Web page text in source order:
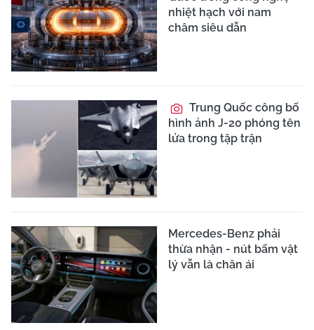
nhiệt hạch với nam
châm siêu dẫn
Trung Quốc công bố
hình ảnh J-20 phóng tên
lửa trong tập trận
Mercedes-Benz phải
thừa nhận - nút bấm vật
lý vẫn là chân ái